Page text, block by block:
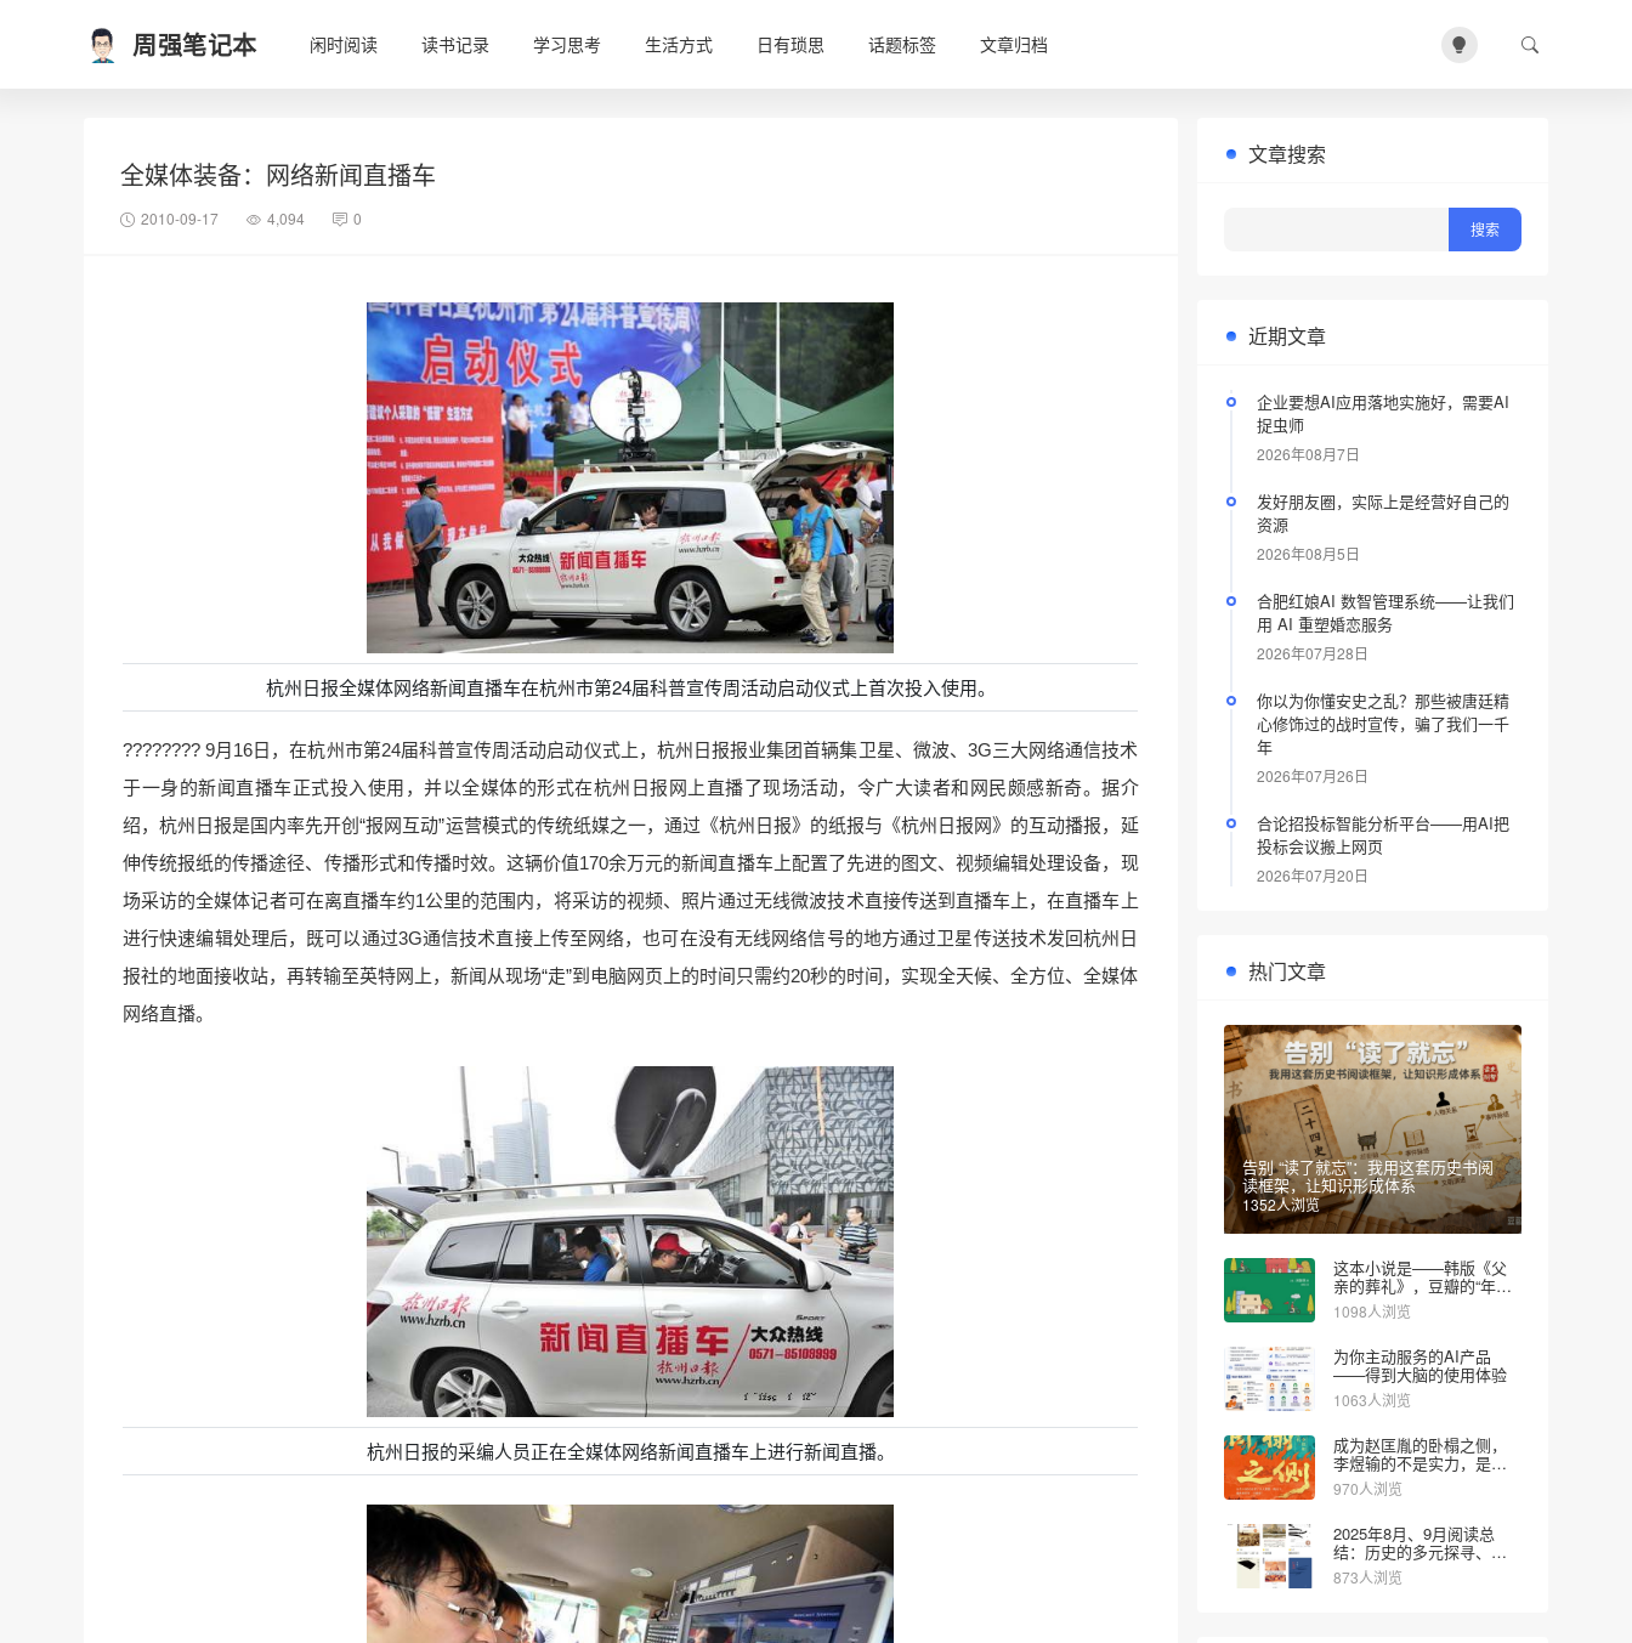
周强笔记本 闲时阅读 读书记录 学习思考 生活方式 日有琐思 话题标签 文章归档
全媒体装备：网络新闻直播车
2010-09-17 4,094 0
杭州日报全媒体网络新闻直播车在杭州市第24届科普宣传周活动启动仪式上首次投入使用。
???????? 9月16日，在杭州市第24届科普宣传周活动启动仪式上，杭州日报报业集团首辆集卫星、微波、3G三大网络通信技术
于一身的新闻直播车正式投入使用，并以全媒体的形式在杭州日报网上直播了现场活动，令广大读者和网民颇感新奇。据介
绍，杭州日报是国内率先开创“报网互动”运营模式的传统纸媒之一，通过《杭州日报》的纸报与《杭州日报网》的互动播报，延
伸传统报纸的传播途径、传播形式和传播时效。这辆价值170余万元的新闻直播车上配置了先进的图文、视频编辑处理设备，现
场采访的全媒体记者可在离直播车约1公里的范围内，将采访的视频、照片通过无线微波技术直接传送到直播车上，在直播车上
进行快速编辑处理后，既可以通过3G通信技术直接上传至网络，也可在没有无线网络信号的地方通过卫星传送技术发回杭州日
报社的地面接收站，再转输至英特网上，新闻从现场“走”到电脑网页上的时间只需约20秒的时间，实现全天候、全方位、全媒体
网络直播。
杭州日报的采编人员正在全媒体网络新闻直播车上进行新闻直播。
文章搜索
近期文章
企业要想AI应用落地实施好，需要AI
捉虫师
2026年08月7日
发好朋友圈，实际上是经营好自己的
资源
2026年08月5日
合肥红娘AI 数智管理系统——让我们
用 AI 重塑婚恋服务
2026年07月28日
你以为你懂安史之乱？那些被唐廷精
心修饰过的战时宣传，骗了我们一千
年
2026年07月26日
合论招投标智能分析平台——用AI把
投标会议搬上网页
2026年07月20日
热门文章
告别 “读了就忘”：我用这套历史书阅
读框架，让知识形成体系
1352人浏览
这本小说是——韩版《父
亲的葬礼》，豆瓣的“年度
图书”
1098人浏览
为你主动服务的AI产品
——得到大脑的使用体验
1063人浏览
成为赵匡胤的卧榻之侧，
李煜输的不是实力，是对
时代的认知
970人浏览
2025年8月、9月阅读总
结：历史的多元探寻、文
学的疗愈思辨和财经的实
用导向
873人浏览